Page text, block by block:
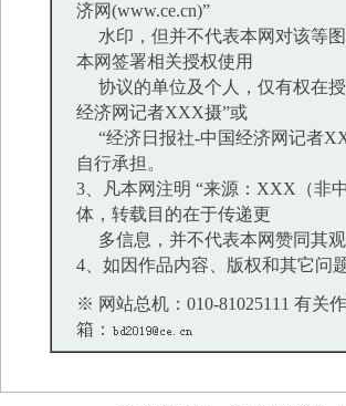
济网(www.ce.cn)”
水印，但并不代表本网对该等
本网签署相关授权使用
协议的单位及个人，仅有权在
经济网记者XXX摄”或
“经济日报社-中国经济网记者
自行承担。
3、凡本网注明 “来源：XXX（非
体，转载目的在于传递更
多信息，并不代表本网赞同其
4、如因作品内容、版权和其它问
※ 网站总机：010-81025111 有关
箱：